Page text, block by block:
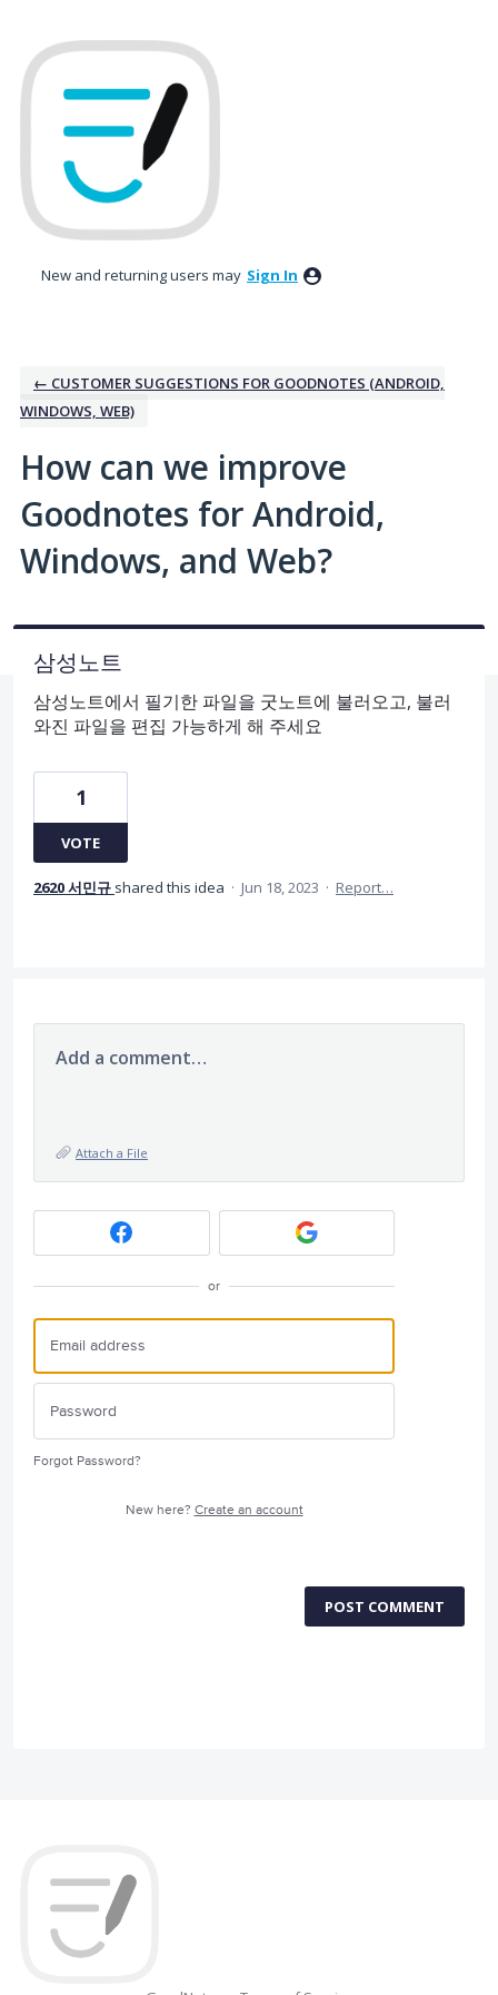
to
content
New and returning users may Sign In
← CUSTOMER SUGGESTIONS FOR GOODNOTES (ANDROID,
WINDOWS, WEB)
How can we improve
Goodnotes for Android,
Windows, and Web?
삼성노트
삼성노트에서 필기한 파일을 굿노트에 불러오고, 불러
와진 파일을 편집 가능하게 해 주세요
1
VOTE
2620 서민규 shared this idea · Jun 18, 2023 · Report…
Add a comment…
Attach a File
or
Forgot Password?
New here? Create an account
POST COMMENT